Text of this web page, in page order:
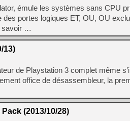
émule les systèmes sans CPU
des portes logiques ET, OU, OU
savoir …
13)
de Playstation 3 complet même
office de désassembleur, la
(2013/10/28)